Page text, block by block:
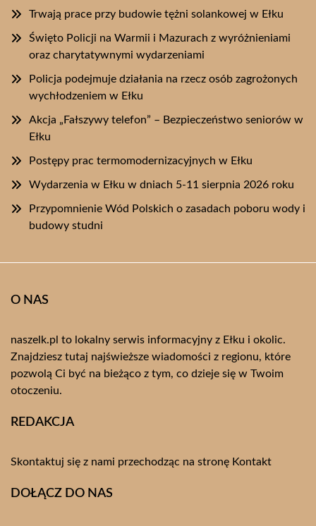
Trwają prace przy budowie tężni solankowej w Ełku
Święto Policji na Warmii i Mazurach z wyróżnieniami
oraz charytatywnymi wydarzeniami
Policja podejmuje działania na rzecz osób zagrożonych
wychłodzeniem w Ełku
Akcja „Fałszywy telefon” – Bezpieczeństwo seniorów w
Ełku
Postępy prac termomodernizacyjnych w Ełku
Wydarzenia w Ełku w dniach 5-11 sierpnia 2026 roku
Przypomnienie Wód Polskich o zasadach poboru wody i
budowy studni
O NAS
naszelk.pl to lokalny serwis informacyjny z Ełku i okolic.
Znajdziesz tutaj najświeższe wiadomości z regionu, które
pozwolą Ci być na bieżąco z tym, co dzieje się w Twoim
otoczeniu.
REDAKCJA
Skontaktuj się z nami przechodząc na stronę Kontakt
DOŁĄCZ DO NAS